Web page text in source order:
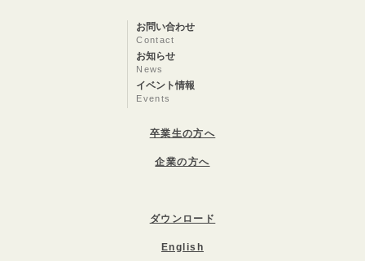
お問い合わせ
Contact
お知らせ
News
イベント情報
Events
卒業生の方へ
企業の方へ
ダウンロード
English